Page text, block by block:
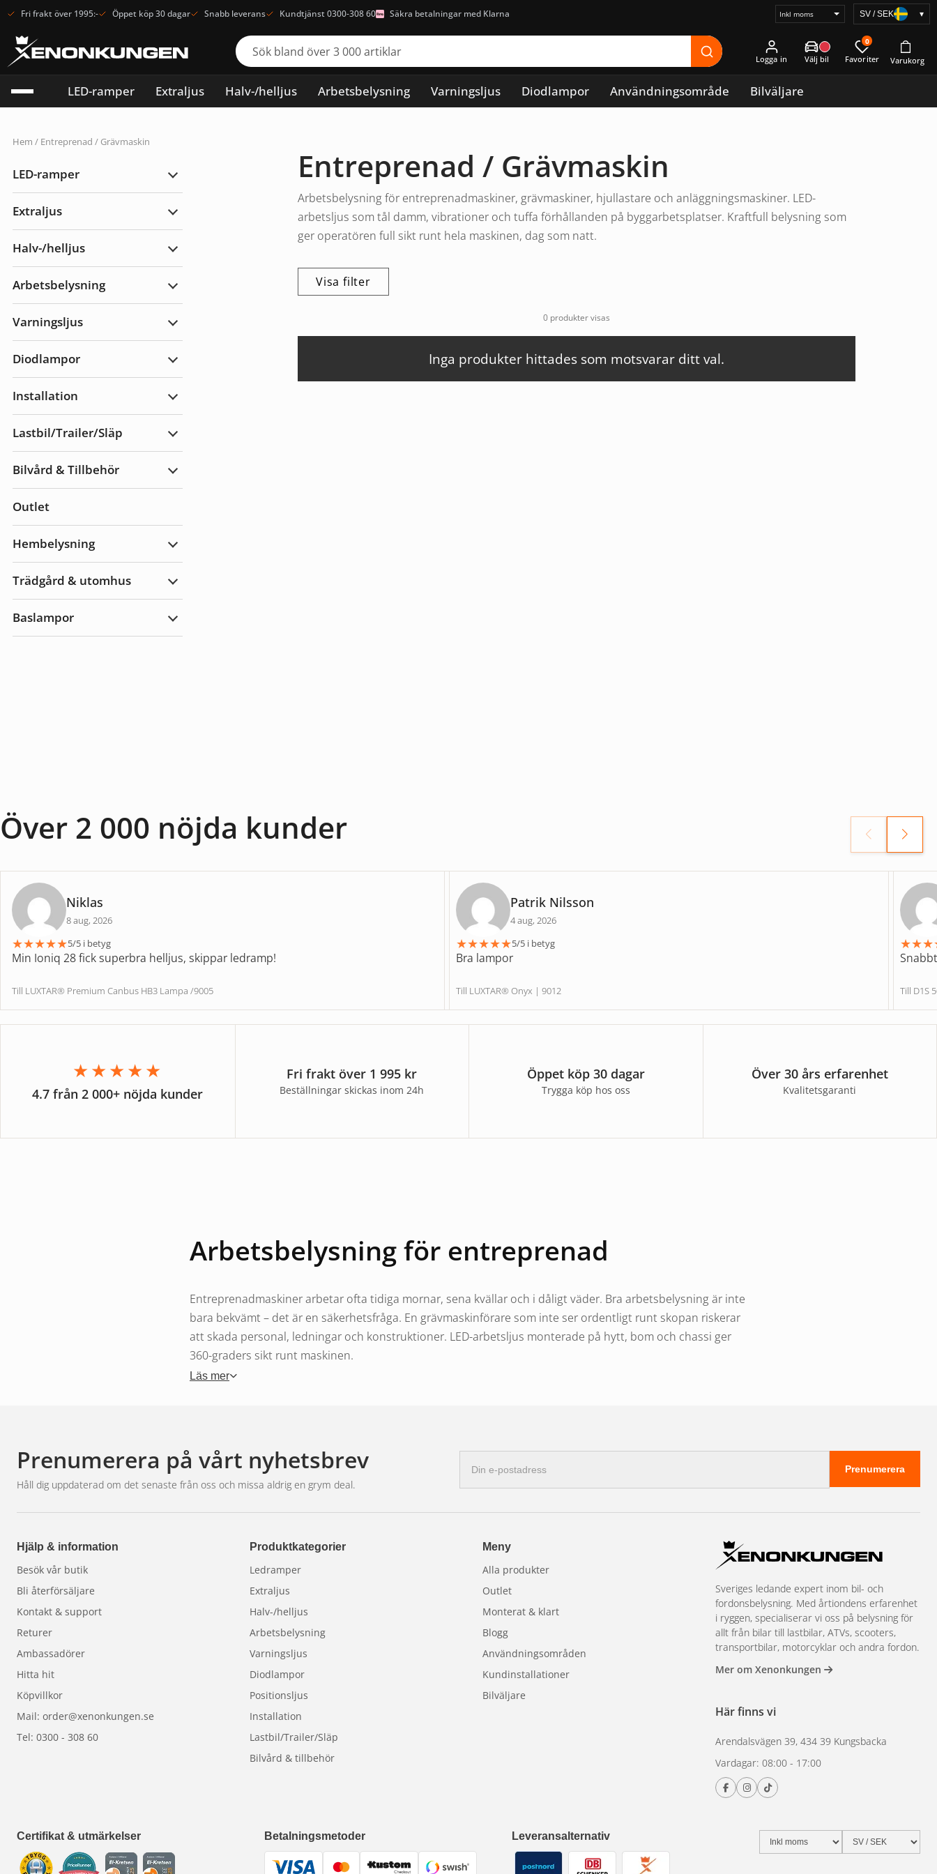
Fri frakt över 1995:- Öppet köp 30 dagar Snabb leverans Kundtjänst 0300-308 60 Säkra betalningar med Klarna
Välj
SV / SEK ▾
Logga in
0
LED-ramper Extraljus Halv-/helljus Arbetsbelysning Varningsljus Diodlampor Användningsområde Bilväljare
Hem / Entreprenad / Grävmaskin
LED-ramper
Expandera
Extraljus
Expandera
Halv-/helljus
Expandera
Arbetsbelysning
Expandera
Varningsljus
Expandera
Diodlampor
Expandera
Installation
Expandera
Lastbil/Trailer/Släp
Expandera
Bilvård & Tillbehör
Expandera
Outlet
Hembelysning
Expandera
Trädgård & utomhus
Expandera
utomhus
Baslampor
Expandera
Entreprenad / Grävmaskin
Arbetsbelysning för entreprenadmaskiner, grävmaskiner, hjullastare och anläggningsmaskiner. LED-
arbetsljus som tål damm, vibrationer och tuffa förhållanden på byggarbetsplatser. Kraftfull belysning som
ger operatören full sikt runt hela maskinen, dag som natt.
Visa filter
0 produkter visas
Inga produkter hittades som motsvarar ditt val.
Över 2 000 nöjda kunder
Niklas
8 aug, 2026
★★★★★5/5 i betyg
Min Ioniq 28 fick superbra helljus, skippar ledramp!
Till LUXTAR® Premium Canbus HB3 Lampa /9005
Patrik Nilsson
4 aug, 2026
★★★★★5/5 i betyg
Bra lampor
Till LUXTAR® Onyx | 9012
★★★
Till D1S
★★★★★
4.7 från 2 000+ nöjda kunder
Fri frakt över 1 995 kr
Beställningar skickas inom 24h
Öppet köp 30 dagar
Trygga köp hos oss
Över 30 års erfarenhet
Kvalitetsgaranti
Arbetsbelysning för entreprenad
Entreprenadmaskiner arbetar ofta tidiga mornar, sena kvällar och i dåligt väder. Bra arbetsbelysning är inte
bara bekvämt – det är en säkerhetsfråga. En grävmaskinförare som inte ser ordentligt runt skopan riskerar
att skada personal, ledningar och konstruktioner. LED-arbetsljus monterade på hytt, bom och chassi ger
360-graders sikt runt maskinen.
Entreprenadmaskiner utsätts för extrema vibrationer, damm, lera och stötar. Belysningen behöver minst
IP67-klassning och förstärkta fästen med vibrationsdämpning. LED-teknik är överlägsen halogen i den här
miljön – ingen glödtråd som kan vibrera sönder, lägre strömförbrukning och längre livslängd.
combo-ljusbild passar som framåtriktat arbetsljus på hjullastare och dumprar som behöver se längre fram.
Frågor om belysning för din maskin?
Läs mer
Prenumerera på vårt nyhetsbrev
Håll dig uppdaterad om det senaste från oss och missa aldrig en grym deal.
postadress
Prenumerera
Hjälp & information
Besök vår butik
Bli återförsäljare
Kontakt & support
Returer
Ambassadörer
Hitta hit
Köpvillkor
Mail: order@xenonkungen.se
Tel: 0300 - 308 60
Produktkategorier
Ledramper
Extraljus
Halv-/helljus
Arbetsbelysning
Varningsljus
Diodlampor
Positionsljus
Installation
Lastbil/Trailer/Släp
Bilvård & tillbehör
Meny
Alla produkter
Outlet
Monterat & klart
Blogg
Användningsområden
Kundinstallationer
Bilväljare
Sveriges ledande expert inom bil- och
fordonsbelysning. Med årtiondens erfarenhet
i ryggen, specialiserar vi oss på belysning för
allt från bilar till lastbilar, ATVs, scooters,
transportbilar, motorcyklar och andra fordon.
Mer om Xenonkungen
Här finns vi
Arendalsvägen 39, 434 39 Kungsbacka
Vardagar: 08:00 - 17:00
Certifikat & utmärkelser Betalningsmetoder Leveransalternativ